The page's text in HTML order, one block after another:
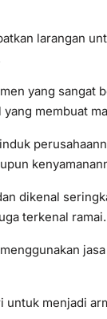
larangan
yang sangat
membuat
dikenal
terkenal ramai.
menjadi